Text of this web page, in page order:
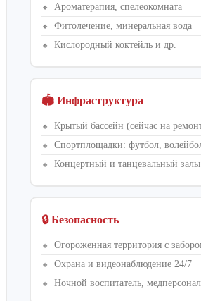
Ароматерапия, спелеокомната
Фитолечение, минеральная вода
Кислородный коктейль и др.
🏟️ Инфраструктура
Крытый бассейн (сейчас на
Спортплощадки: футбол,
Концертный и танцевальный залы
🔒 Безопасность
Огороженная территория с
Охрана и видеонаблюдение 24/7
Ночной воспитатель, медперсонал